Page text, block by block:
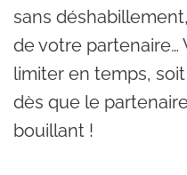
sans
de votre partenaire…
limiter en temps, soit
dès que le
bouillant !